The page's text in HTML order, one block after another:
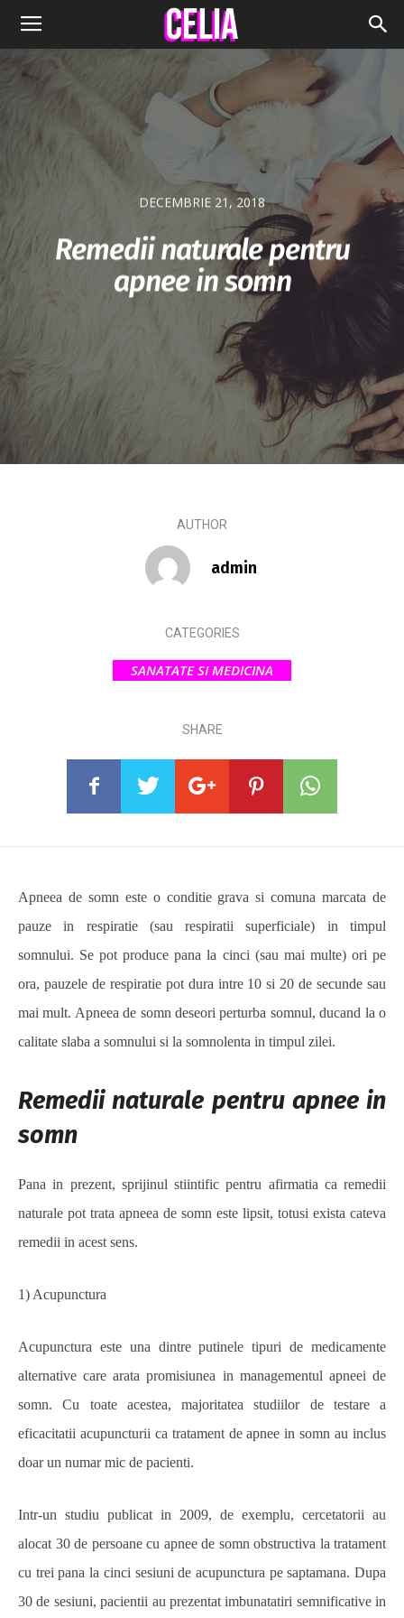
DECEMBRIE 21, 2018
Remedii naturale pentru
apnee in somn
AUTHOR
admin
CATEGORIES
SANATATE SI MEDICINA
SHARE
Apneea de somn este o conditie grava si comuna marcata de
pauze in respiratie (sau respiratii superficiale) in timpul
somnului. Se pot produce pana la cinci (sau mai multe) ori pe
ora, pauzele de respiratie pot dura intre 10 si 20 de secunde sau
mai mult. Apneea de somn deseori perturba somnul, ducand la o
calitate slaba a somnului si la somnolenta in timpul zilei.
Remedii naturale pentru apnee in
somn
Pana in prezent, sprijinul stiintific pentru afirmatia ca remedii
naturale pot trata apneea de somn este lipsit, totusi exista cateva
remedii in acest sens.
1) Acupunctura
Acupunctura este una dintre putinele tipuri de medicamente
alternative care arata promisiunea in managementul apneei de
somn. Cu toate acestea, majoritatea studiilor de testare a
eficacitatii acupuncturii ca tratament de apnee in somn au inclus
doar un numar mic de pacienti.
Intr-un studiu publicat in 2009, de exemplu, cercetatorii au
alocat 30 de persoane cu apnee de somn obstructiva la tratament
cu trei pana la cinci sesiuni de acupunctura pe saptamana. Dupa
30 de sesiuni, pacientii au prezentat imbunatatiri semnificative in